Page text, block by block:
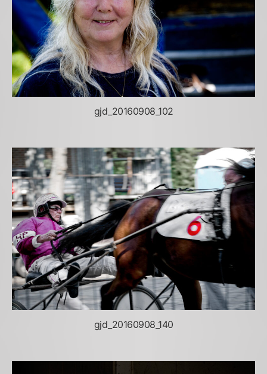
gjd_20160908_102
gjd_20160908_140